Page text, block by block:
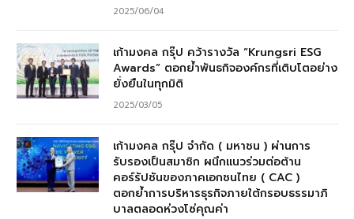
2025/06/04
เก้ามงคล กรุ๊ป คว้ารางวัล “Krungsri ESG
Awards” ตอกย้ำพันธกิจองค์กรที่เติบโตอย่าง
ยั่งยืนในทุกมิติ
2025/03/05
เก้ามงคล กรุ๊ป จำกัด ( มหาชน ) ผ่านการ
รับรองเป็นสมาชิก ผนึกแนวร่วมต่อต้าน
คอร์รัปชันของภาคเอกชนไทย ( CAC )
ตอกย้ำการบริหารธุรกิจภายใต้กรอบธรรมาภิ
บาลตลอดห่วงโซ่คุณค่า